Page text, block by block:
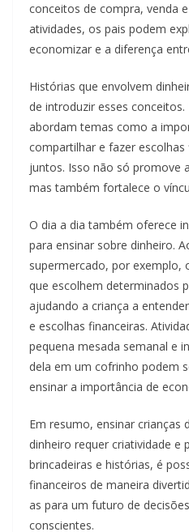
conceitos de compra, venda
atividades, os pais podem
economizar e a diferença entre
Histórias que envolvem
de introduzir esses
abordam temas como a
compartilhar e fazer
juntos. Isso não só promove
mas também fortalece o
O dia a dia também oferece
para ensinar sobre dinheiro.
supermercado, por exemplo,
que escolhem determinados
ajudando a criança a
e escolhas financeiras.
pequena mesada semanal e
dela em um cofrinho podem
ensinar a importância de
Em resumo, ensinar crianças
dinheiro requer criatividade e
brincadeiras e histórias, é
financeiros de maneira
as para um futuro de
conscientes.